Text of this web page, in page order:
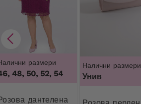
размери
48, 50, 52, 54
Налични размери
Унив